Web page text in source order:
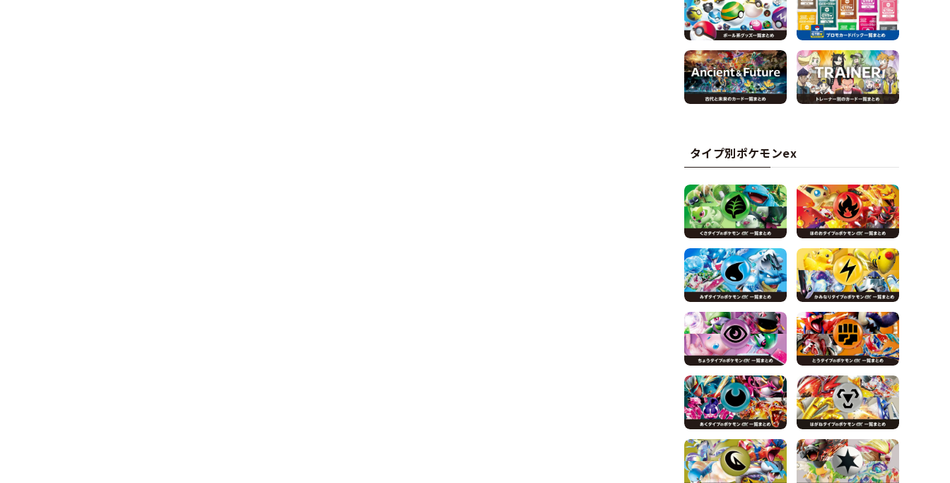
タイプ別ポケモンex